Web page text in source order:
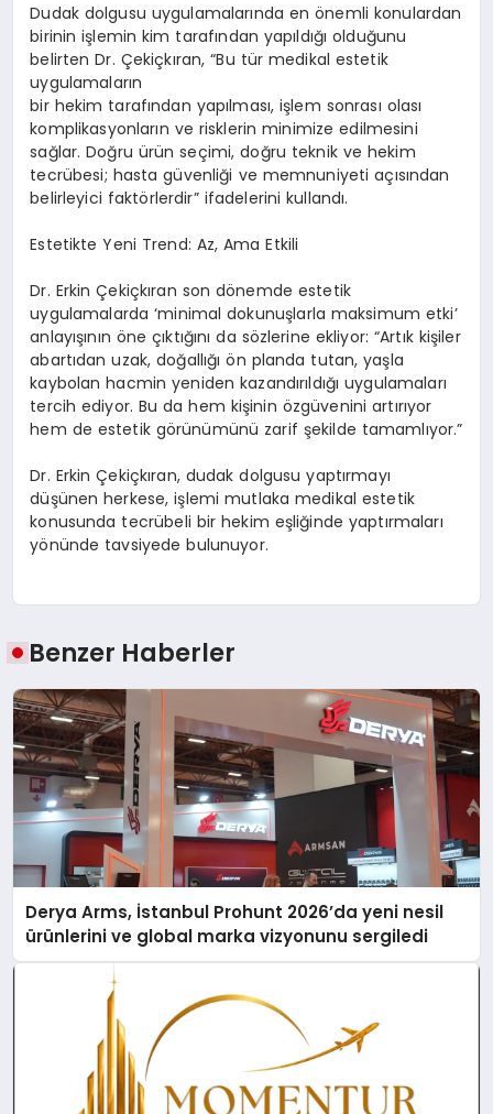
Dudak dolgusu uygulamalarında en önemli konulardan
birinin işlemin kim tarafından yapıldığı olduğunu
belirten Dr. Çekiçkıran, “Bu tür medikal estetik
uygulamaların
bir hekim tarafından yapılması, işlem sonrası olası
komplikasyonların ve risklerin minimize edilmesini
sağlar. Doğru ürün seçimi, doğru teknik ve hekim
tecrübesi; hasta güvenliği ve memnuniyeti açısından
belirleyici faktörlerdir” ifadelerini kullandı.
Estetikte Yeni Trend: Az, Ama Etkili
Dr. Erkin Çekiçkıran son dönemde estetik
uygulamalarda ‘minimal dokunuşlarla maksimum etki’
anlayışının öne çıktığını da sözlerine ekliyor: “Artık kişiler
abartıdan uzak, doğallığı ön planda tutan, yaşla
kaybolan hacmin yeniden kazandırıldığı uygulamaları
tercih ediyor. Bu da hem kişinin özgüvenini artırıyor
hem de estetik görünümünü zarif şekilde tamamlıyor.”
Dr. Erkin Çekiçkıran, dudak dolgusu yaptırmayı
düşünen herkese, işlemi mutlaka medikal estetik
konusunda tecrübeli bir hekim eşliğinde yaptırmaları
yönünde tavsiyede bulunuyor.
Benzer Haberler
Derya Arms, İstanbul Prohunt 2026’da yeni nesil
ürünlerini ve global marka vizyonunu sergiledi